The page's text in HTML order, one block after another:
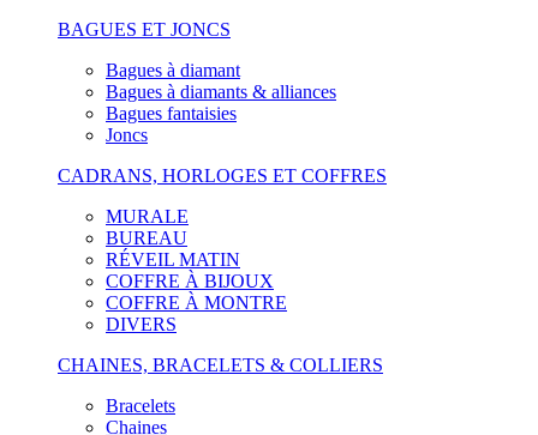
BAGUES ET JONCS
Bagues à diamant
Bagues à diamants & alliances
Bagues fantaisies
Joncs
CADRANS, HORLOGES ET COFFRES
MURALE
BUREAU
RÉVEIL MATIN
COFFRE À BIJOUX
COFFRE À MONTRE
DIVERS
CHAINES, BRACELETS & COLLIERS
Bracelets
Chaines